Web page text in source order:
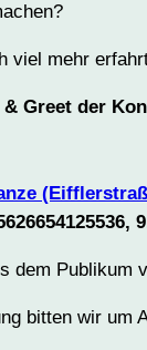
viel mehr
& Greet der
dem Publikum
bitten wir um